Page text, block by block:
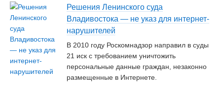
Решения Ленинского суда
Владивостока — не указ для интернет-
нарушителей
В 2010 году Роскомнадзор направил в суды
21 иск с требованием уничтожить
персональные данные граждан, незаконно
размещенные в Интернете.